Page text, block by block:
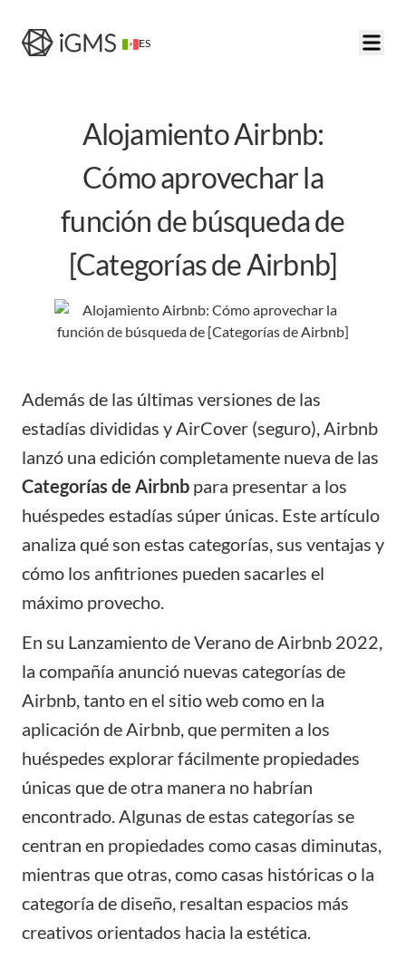
ES
Alojamiento Airbnb:
Cómo aprovechar la
función de búsqueda de
[Categorías de Airbnb]
Además de las últimas versiones de las
estadías divididas yAirCover (seguro), Airbnb
lanzó una edición completamente nueva de las
Categorías de Airbnb para presentar a los
huéspedes estadías súper únicas. Este artículo
analiza qué son estas categorías, sus ventajas y
cómo los anfitriones pueden sacarles el
máximo provecho.
En su Lanzamiento de Verano de Airbnb 2022,
la compañía anunció nuevas categorías de
Airbnb, tanto en el sitio web como en la
aplicación de Airbnb, que permiten a los
huéspedes explorar fácilmente propiedades
únicas que de otra manera no habrían
encontrado. Algunas de estas categorías se
centran en propiedades como casas diminutas,
mientras que otras, como casas históricas o la
categoría de diseño, resaltan espacios más
creativos orientados hacia la estética.